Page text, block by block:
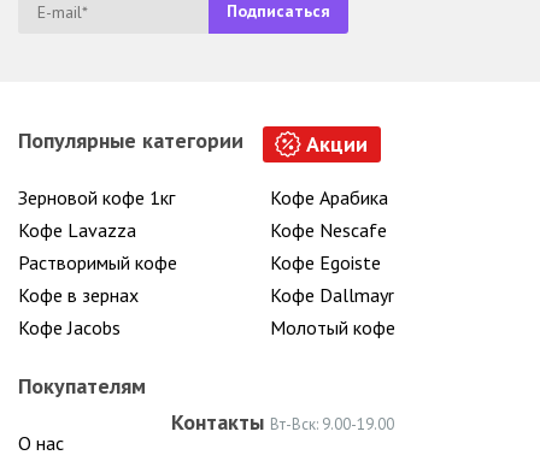
Популярные категории Акции
Зерновой кофе 1кг
Кофе Арабика
Кофе Lavazza
Кофе Nescafe
Растворимый кофе
Кофе Egoiste
Кофе в зернах
Кофе Dallmayr
Кофе Jacobs
Молотый кофе
Покупателям
О нас
Контакты Вт-Вск: 9.00-19.00